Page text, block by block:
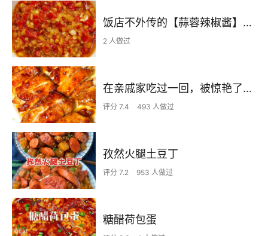
饭店不外传的【蒜蓉辣椒酱】自己在家也可以做出
2 人做过
在亲戚家吃过一回，被惊艳了…
评分 7.4 493 人做过
孜然火腿土豆丁
评分 7.2 953 人做过
糖醋荷包蛋